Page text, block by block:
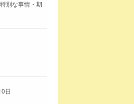
別な事情・期
日